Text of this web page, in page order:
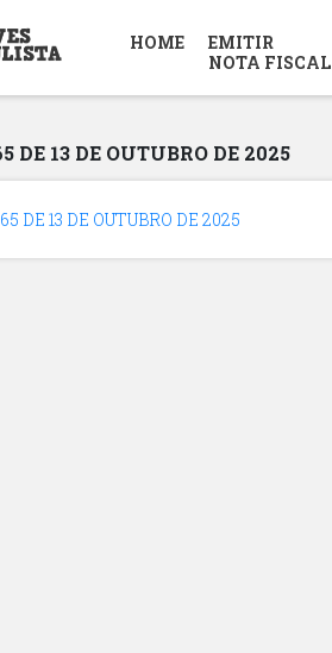
HOME
EMITIR
NOTA FISCAL
DE 13 DE OUTUBRO DE 2025
DE 13 DE OUTUBRO DE 2025